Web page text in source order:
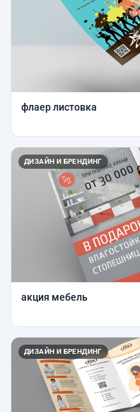
флаер листовка
ДИЗАЙН И БРЕНДИНГ
акция мебель
ДИЗАЙН И БРЕНДИНГ